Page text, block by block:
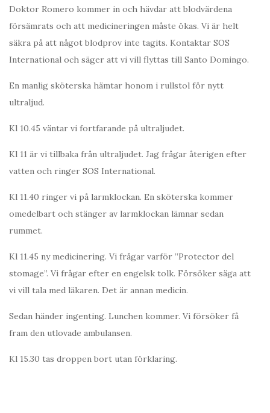
Doktor Romero kommer in och hävdar att blodvärdena
försämrats och att medicineringen måste ökas. Vi är helt
säkra på att något blodprov inte tagits. Kontaktar SOS
International och säger att vi vill flyttas till Santo Domingo.
En manlig sköterska hämtar honom i rullstol för nytt
ultraljud.
Kl 10.45 väntar vi fortfarande på ultraljudet.
Kl 11 är vi tillbaka från ultraljudet. Jag frågar återigen efter
vatten och ringer SOS International.
Kl 11.40 ringer vi på larmklockan. En sköterska kommer
omedelbart och stänger av larmklockan lämnar sedan
rummet.
Kl 11.45 ny medicinering. Vi frågar varför ”Protector del
stomage”. Vi frågar efter en engelsk tolk. Försöker säga att
vi vill tala med läkaren. Det är annan medicin.
Sedan händer ingenting. Lunchen kommer. Vi försöker få
fram den utlovade ambulansen.
Kl 15.30 tas droppen bort utan förklaring.